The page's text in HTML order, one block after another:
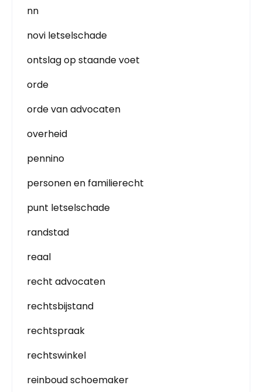
nn
novi letselschade
ontslag op staande voet
orde
orde van advocaten
overheid
pennino
personen en familierecht
punt letselschade
randstad
reaal
recht advocaten
rechtsbijstand
rechtspraak
rechtswinkel
reinboud schoemaker